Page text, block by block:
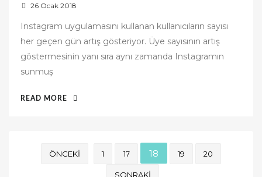
t
e
d
n
26 Ocak 2018
Instagram uygulamasını kullanan kullanıcıların sayısı
her geçen gün artış gösteriyor. Üye sayısının artış
göstermesinin yanı sıra aynı zamanda Instagramın
sunmuş
READ MORE
ET”
ÖNCEKI 1 17 18 19 20
SONRAKI